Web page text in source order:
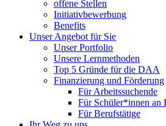
offene Stellen
Initiativbewerbung
Benefits
Unser Angebot für Sie
Unser Portfolio
Unsere Lernmethoden
Top 5 Gründe für die DAA
Finanzierung und Förderung
Für Arbeitssuchende
Für Schüler*innen an
Für Berufstätige